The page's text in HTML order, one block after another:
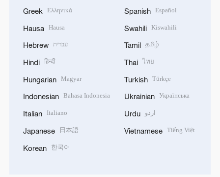
Greek Ελληνικά
Hausa Hausa
Hebrew עברית
Hindi हिन्दी
Hungarian Magyar
Indonesian Bahasa Indonesia
Italian Italiano
Japanese 日本語
Korean 한국어
Spanish Español
Swahili Kiswahili
Tamil தமிழ்
Thai ไทย
Turkish Türkçe
Ukrainian Українська
Urdu اردو
Vietnamese Tiếng Việt